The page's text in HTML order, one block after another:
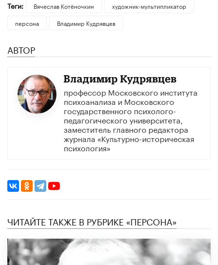
Теги: Вячеслав Котёночкин
художник-мультипликатор
персона
Владимир Кудрявцев
АВТОР
Владимир Кудрявцев
профессор Московского института
психоанализа и Московского
государственного психолого-
педагогического университета,
заместитель главного редактора
журнала «Культурно-историческая
психология»
ЧИТАЙТЕ ТАКЖЕ В РУБРИКЕ «ПЕРСОНА»